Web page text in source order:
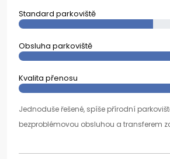
Standard parkoviště
Obsluha parkoviště
Kvalita přenosu
Jednoduše řešené, spíše přírodní
bezproblémovou obsluhou a transferem